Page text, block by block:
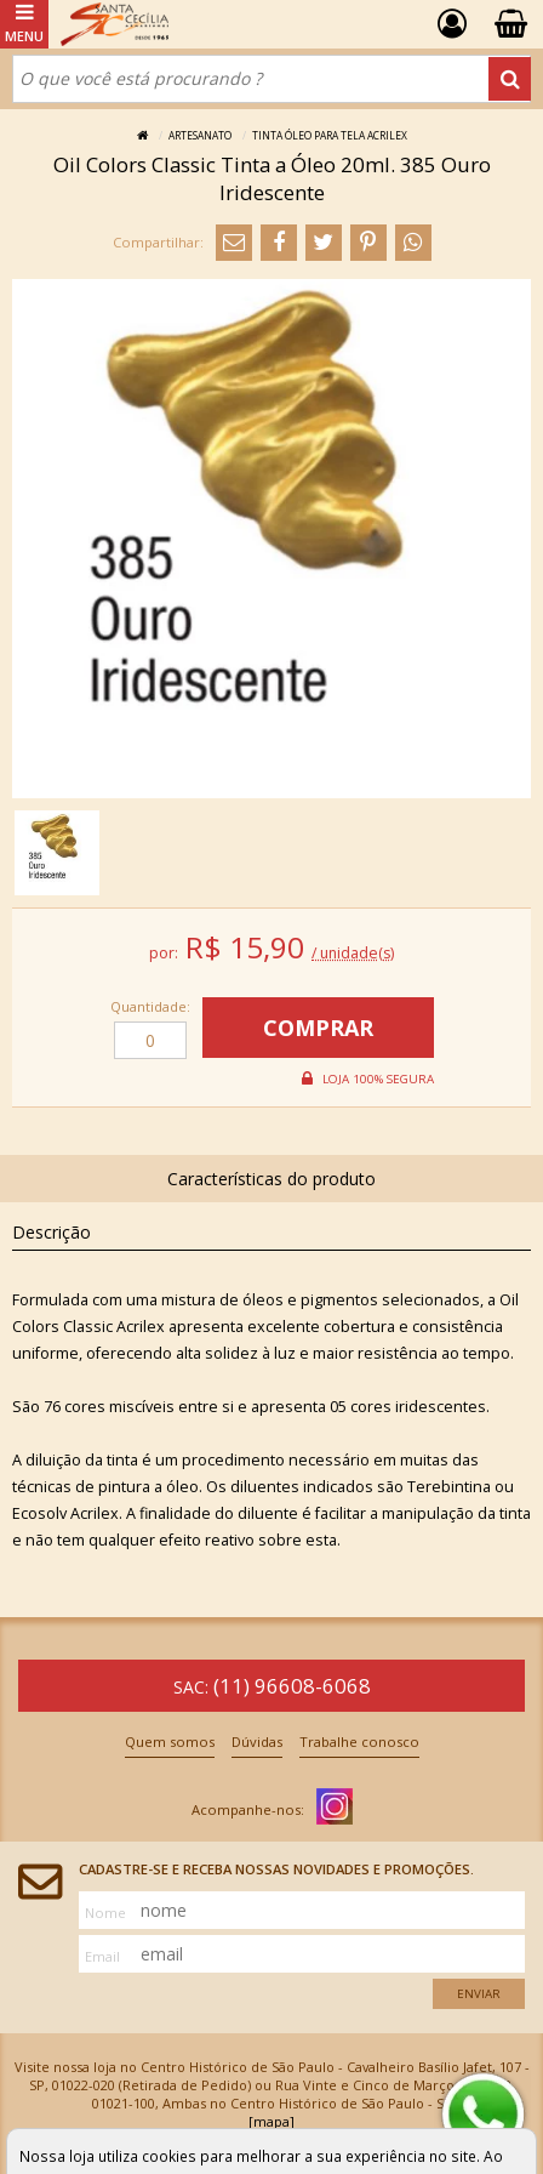
ARTESANATO TINTA ÓLEO PARA TELA ACRILEX
Oil Colors Classic Tinta a Óleo 20ml. 385 Ouro
Iridescente
por: R$ 15,90 / unidade(s)
Quantidade:
Descrição
Formulada com uma mistura de óleos e pigmentos selecionados, a Oil
Colors Classic Acrilex apresenta excelente cobertura e consistência
uniforme, oferecendo alta solidez à luz e maior resistência ao tempo.
São 76 cores miscíveis entre si e apresenta 05 cores iridescentes.
A diluição da tinta é um procedimento necessário em muitas das
técnicas de pintura a óleo. Os diluentes indicados são Terebintina ou
Ecosolv Acrilex. A finalidade do diluente é facilitar a manipulação da tinta
e não tem qualquer efeito reativo sobre esta.
SAC: (11) 96608-6068
Quem somos Dúvidas Trabalhe conosco
CADASTRE-SE E RECEBA NOSSAS NOVIDADES E PROMOÇÕES.
Nome
Email
ENVIAR
Visite nossa loja no Centro Histórico de São Paulo - Cavalheiro Basílio Jafet, 107 -
SP, 01022-020 (Retirada de Pedido) ou Rua Vinte e Cinco de Março, 576 - SP,
01021-100, Ambas no Centro Histórico de São Paulo - SP
[mapa]
Armarinhos Santa Cecília Ltda | CNPJ: 61.069.639/0001-18
Os preços e as condições de pagamento apresentadas na loja virtual não valem para nossa loja física e
Nossa loja utiliza cookies para melhorar a sua experiência no site. Ao